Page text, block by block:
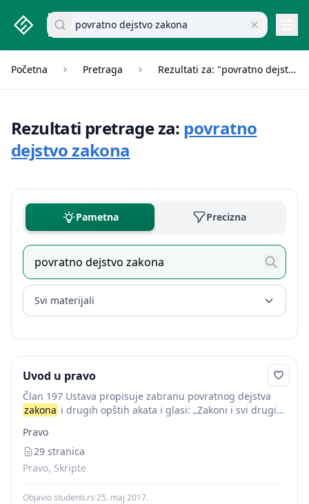
studenti.rs home page
Pretraži dokumente
Početna Pretraga Rezultati za: "povratno dejstvo zakona"
Rezultati pretrage za: povratno
dejstvo zakona
Pametna Precizna
Svi materijali
Uvod u pravo
Član 197 Ustava propisuje zabranu povratnog dejstva
zakona i drugih opštih akata i glasi: „Zakoni i svi drugi
samo pojedine odredbe
Pravo
29 stranica
Pravo, Skripte
Objavio studenti.rs·25. maj 2017.